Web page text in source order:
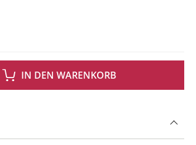
IN DEN WARENKORB